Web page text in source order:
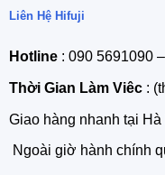
Liên Hệ Hifuji
Hotline: 090 5691090
Thời Gian Làm Viêc:
Giao hàng nhanh tại
Ngoài giờ hành chính